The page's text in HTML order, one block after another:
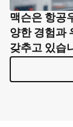
맥슨은 항공
양한 경험과
갖추고 있습